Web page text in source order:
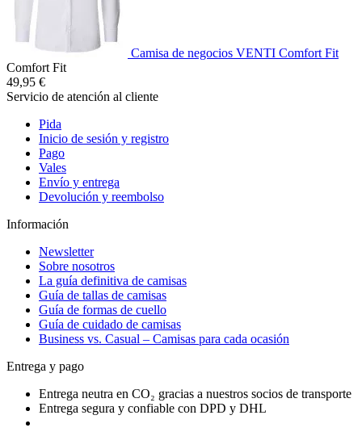
Camisa de negocios VENTI Comfort Fit
Comfort Fit
49,95 €
Servicio de atención al cliente
Pida
Inicio de sesión y registro
Pago
Vales
Envío y entrega
Devolución y reembolso
Información
Newsletter
Sobre nosotros
La guía definitiva de camisas
Guía de tallas de camisas
Guía de formas de cuello
Guía de cuidado de camisas
Business vs. Casual – Camisas para cada ocasión
Entrega y pago
Entrega neutra en CO₂ gracias a nuestros socios de transporte
Entrega segura y confiable con DPD y DHL